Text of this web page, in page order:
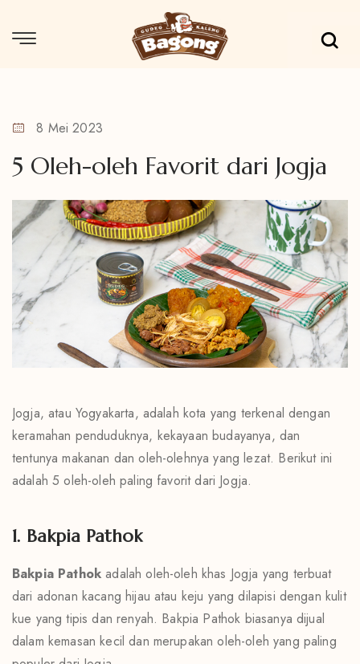
8 Mei 2023
5 Oleh-oleh Favorit dari Jogja
Jogja, atau Yogyakarta, adalah kota yang terkenal dengan
keramahan penduduknya, kekayaan budayanya, dan
tentunya makanan dan oleh-olehnya yang lezat. Berikut ini
adalah 5 oleh-oleh paling favorit dari Jogja.
1. Bakpia Pathok
Bakpia Pathok adalah oleh-oleh khas Jogja yang terbuat
dari adonan kacang hijau atau keju yang dilapisi dengan kulit
kue yang tipis dan renyah. Bakpia Pathok biasanya dijual
dalam kemasan kecil dan merupakan oleh-oleh yang paling